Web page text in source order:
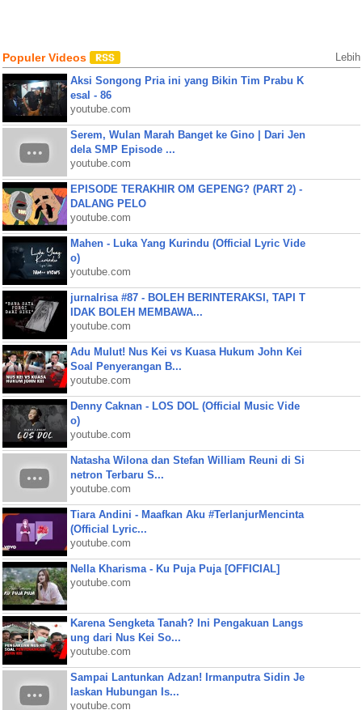
Populer Videos Lebih
Aksi Songong Pria ini yang Bikin Tim Prabu K
esal - 86
youtube.com
Serem, Wulan Marah Banget ke Gino | Dari Jen
dela SMP Episode ...
youtube.com
EPISODE TERAKHIR OM GEPENG? (PART 2) -
DALANG PELO
youtube.com
Mahen - Luka Yang Kurindu (Official Lyric Vide
o)
youtube.com
jurnalrisa #87 - BOLEH BERINTERAKSI, TAPI T
IDAK BOLEH MEMBAWA...
youtube.com
Adu Mulut! Nus Kei vs Kuasa Hukum John Kei
Soal Penyerangan B...
youtube.com
Denny Caknan - LOS DOL (Official Music Vide
o)
youtube.com
Natasha Wilona dan Stefan William Reuni di Si
netron Terbaru S...
youtube.com
Tiara Andini - Maafkan Aku #TerlanjurMencinta
(Official Lyric...
youtube.com
Nella Kharisma - Ku Puja Puja [OFFICIAL]
youtube.com
Karena Sengketa Tanah? Ini Pengakuan Langs
ung dari Nus Kei So...
youtube.com
Sampai Lantunkan Adzan! Irmanputra Sidin Je
laskan Hubungan Is...
youtube.com